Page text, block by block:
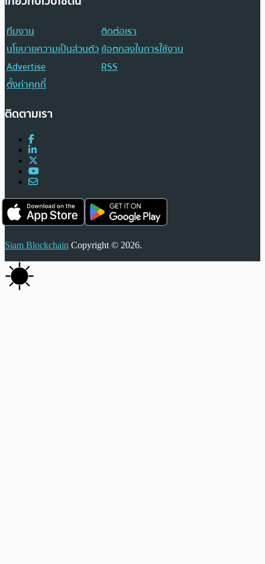
ทีมงาน
ติดต่อเรา
นโยบายความเป็นส่วนตัวข้อตกลงในการใช้งาน
Advertise
RSS
ตั้งค่าคุกกี้
ติดตามเรา
Siam Blockchain Copyright © 2026.